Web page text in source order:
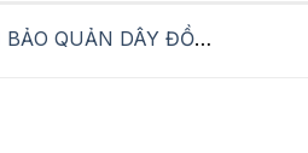
QUẢN DÂY ĐỒNG HỒ DA